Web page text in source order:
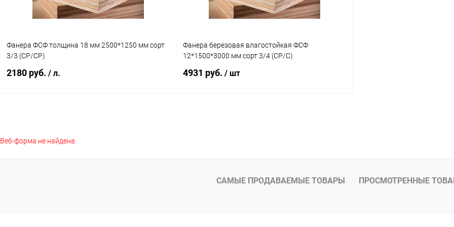
Фанера ФСФ толщина 18 мм 2500*1250 мм сорт
3/3 (CP/CP)
2180 руб. / л.
Купить в 1 клик
В избранное В наличии
Фанера березовая влагостойкая ФСФ
12*1500*3000 мм сорт 3/4 (СР/C)
4931 руб. / шт
В избранное Под заказ
Веб-форма не найдена.
САМЫЕ ПРОДАВАЕМЫЕ ТОВАРЫ ПРОСМОТРЕННЫЕ